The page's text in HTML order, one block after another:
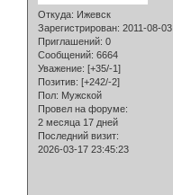
Откуда: Ижевск
Зарегистрирован: 2011-08-03
Приглашений: 0
Сообщений: 6664
Уважение: [+35/-1]
Позитив: [+242/-2]
Пол: Мужской
Провел на форуме:
2 месяца 17 дней
Последний визит:
2026-03-17 23:45:23